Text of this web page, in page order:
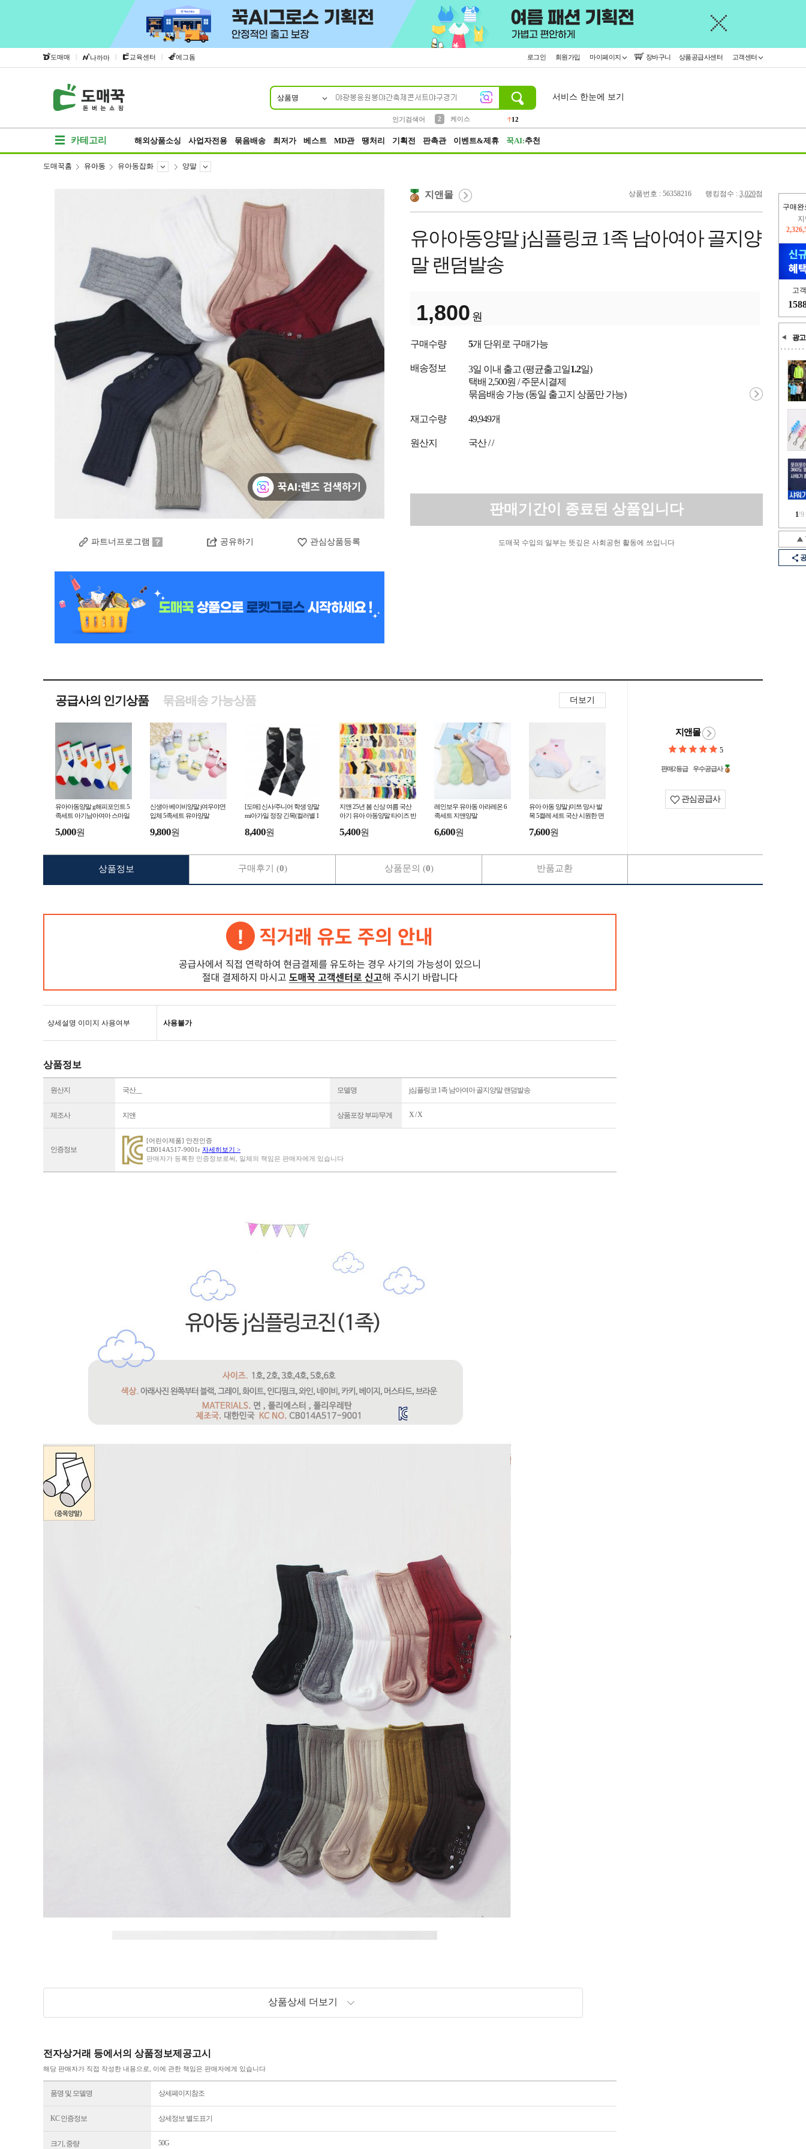
도매매 | 나까마 | 교육센터 | 에그돔 로그인 회원가입 마이페이지 장바구니 상품공급사센터 고객센터
상품명
인기검색어
2
케이스
12
서비스 한눈에 보기
카테고리 해외상품소싱 사업자전용 묶음배송 최저가 베스트 MD관 땡처리 기획전 판촉관 이벤트&제휴 꾹AI:추천
구매완
고
광고
1/9
도매꾹홈 유아동 유아동잡화 양말
파트너프로그램 공유하기 관심상품등록
상품번호 : 56358216 랭킹점수 : 3,020점
지앤몰
유아아동양말 j심플링코 1족 남아여아 골지양
말 랜덤발송
1,800 원
구매수량 5개 단위로 구매가능
배송정보 3일 이내 출고 (평균출고일1.2일)
택배 2,500원 / 주문시결제
묶음배송 가능 (동일 출고지 상품만 가능)
재고수량 49,949개
원산지 국산 / /
판매기간이 종료된 상품입니다
도매꾹 수입의 일부는 뜻깊은 사회공헌 활동에 쓰입니다
공급사의 인기상품 더보기
묶음배송 가능상품
유아아동양말 g해피포인트 5
족세트 아기남아여아 스마일
5,000원
신생아 베이비양말 j여우야연
입체 5족세트 유아양말
9,800원
[도매] 신사/주니어 학생 양말
mi아가일 정장 긴목(컬러별 1
8,400원
지앤 25년 봄 신상 여름 국산
아기 유아 아동양말 타이즈 반
린이집
5,400원
레인보우 유아동 아라레온 6
족세트 지앤양말
6,600원
유아 아동 양말 j미쯔 망사 발
목 5켤레 세트 국산 시원한 면
7,600원
지앤몰
5
판매2등급 우수공급사
관심공급사
상세설명 이미지 사용여부 사용불가
상품정보
원산지 국산__ 모델명 j심플링코 1족 남아여아 골지양말 랜덤발송
제조사 지앤 상품포장 부피/무게 X / X
인증정보
[어린이제품] 안전인증
CB014A517-9001r 자세히보기 >
판매자가 등록한 인증정보로써, 일체의 책임은 판매자에게 있습니다
상품상세 더보기
전자상거래 등에서의 상품정보제공고시
해당 판매자가 직접 작성한 내용으로, 이에 관한 책임은 판매자에게 있습니다
품명 및 모델명 상세페이지참조
KC 인증정보 상세정보 별도표기
크기, 중량 50G
상품정보 구매후기 (0) 상품문의 (0) 반품교환